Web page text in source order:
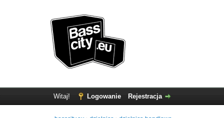
Witaj! Logowanie Rejestracja